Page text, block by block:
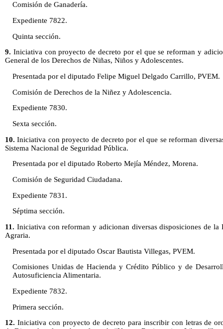
Comisión de Ganadería.
Expediente 7822.
Quinta sección.
9. Iniciativa con proyecto de decreto por el que se reforman y
General de los Derechos de Niñas, Niños y Adolescentes.
Presentada por el diputado Felipe Miguel Delgado Carrillo, PVEM.
Comisión de Derechos de la Niñez y Adolescencia.
Expediente 7830.
Sexta sección.
10. Iniciativa con proyecto de decreto por el que se reforman
Sistema Nacional de Seguridad Pública.
Presentada por el diputado Roberto Mejía Méndez, Morena.
Comisión de Seguridad Ciudadana.
Expediente 7831.
Séptima sección.
11. Iniciativa con reforman y adicionan diversas disposiciones de
Agraria.
Presentada por el diputado Oscar Bautista Villegas, PVEM.
Comisiones Unidas de Hacienda y Crédito Público y de
Autosuficiencia Alimentaria.
Expediente 7832.
Primera sección.
12. Iniciativa con proyecto de decreto para inscribir con letras de